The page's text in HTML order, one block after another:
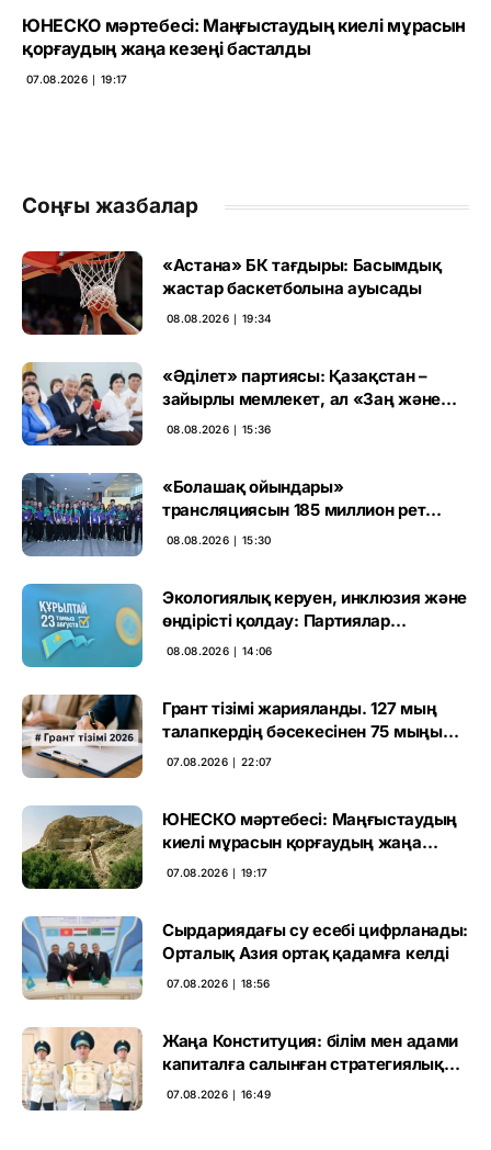
ЮНЕСКО мәртебесі: Маңғыстаудың киелі мұрасын
қорғаудың жаңа кезеңі басталды
07.08.2026 ∣ 19:17
Соңғы жазбалар
«Астана» БК тағдыры: Басымдық
жастар баскетболына ауысады
08.08.2026 ∣ 19:34
«Әділет» партиясы: Қазақстан –
зайырлы мемлекет, ал «Заң және
тәртіп» қағидаты баршаға міндетті
08.08.2026 ∣ 15:36
«Болашақ ойындары»
трансляциясын 185 миллион рет
көрген
08.08.2026 ∣ 15:30
Экологиялық керуен, инклюзия және
өндірісті қолдау: Партиялар
өңірлерде қандай мәселе көтерді
08.08.2026 ∣ 14:06
Грант тізімі жарияланды. 127 мың
талапкердің бәсекесінен 75 мыңы
өтті
07.08.2026 ∣ 22:07
ЮНЕСКО мәртебесі: Маңғыстаудың
киелі мұрасын қорғаудың жаңа
кезеңі басталды
07.08.2026 ∣ 19:17
Сырдариядағы су есебі цифрланады:
Орталық Азия ортақ қадамға келді
07.08.2026 ∣ 18:56
Жаңа Конституция: білім мен адами
капиталға салынған стратегиялық
негіз
07.08.2026 ∣ 16:49